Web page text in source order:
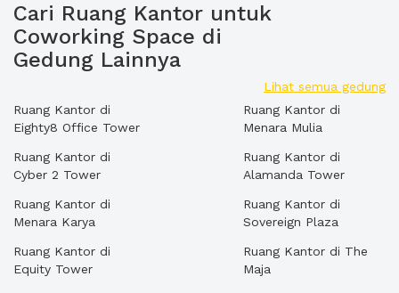
Cari Ruang Kantor untuk
Coworking Space di
Gedung Lainnya
Lihat semua gedung
Ruang Kantor di
Eighty8 Office Tower
Ruang Kantor di
Cyber 2 Tower
Ruang Kantor di
Menara Karya
Ruang Kantor di
Equity Tower
Ruang Kantor di
Menara Mulia
Ruang Kantor di
Alamanda Tower
Ruang Kantor di
Sovereign Plaza
Ruang Kantor di The
Maja